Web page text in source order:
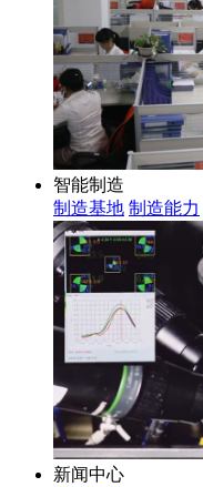
智能制造
制造基地 制造能力
新闻中心